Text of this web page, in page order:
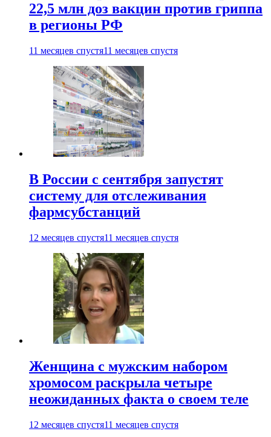
22,5 млн доз вакцин против гриппа
в регионы РФ
11 месяцев спустя11 месяцев спустя
В России с сентября запустят
систему для отслеживания
фармсубстанций
12 месяцев спустя11 месяцев спустя
Женщина с мужским набором
хромосом раскрыла четыре
неожиданных факта о своем теле
12 месяцев спустя11 месяцев спустя